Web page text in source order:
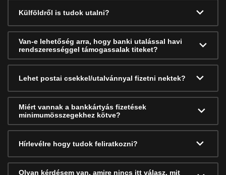
Külföldről is tudok utalni?
Van-e lehetőség arra, hogy banki utalással havi
rendszerességgel támogassalak titeket?
Lehet postai csekkel/utalvánnyal fizetni nektek?
Miért vannak a bankkártyás fizetések
minimumösszegekhez kötve?
Hírlevélre hogy tudok feliratkozni?
Olyan kérdésem van, amire nincs itt válasz, mit